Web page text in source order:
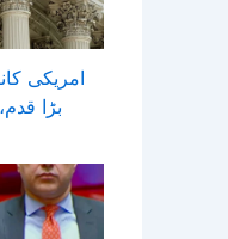
امریکی
بڑا